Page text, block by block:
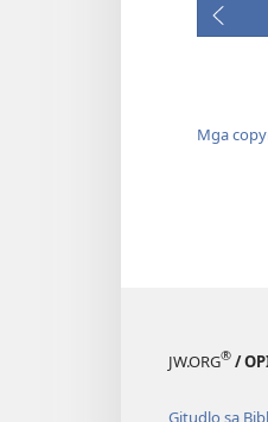
Mga
JW.ORG® /
Gitudlo sa